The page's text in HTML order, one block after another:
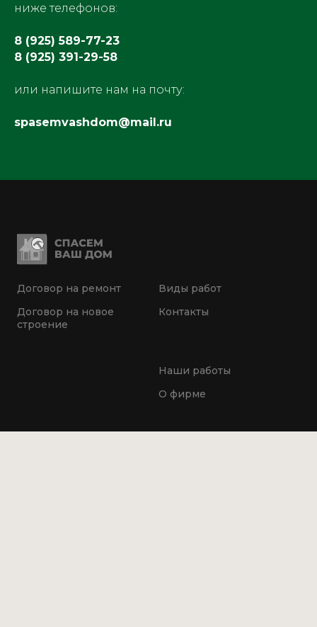
ниже телефонов:
8 (925) 589-77-23
8 (925) 391-29-58
или напишите нам на почту:
spasemvashdom@mail.ru
Договор на ремонт
Договор на новое
строение
Виды работ
Контакты
Наши работы
О фирме